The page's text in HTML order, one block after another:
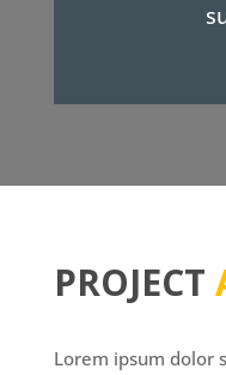
PROJECT
Lorem ipsum dolor